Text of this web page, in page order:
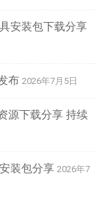
安装包下载分享
布 2026年7月5日
源下载分享 持续
装包分享 2026年7